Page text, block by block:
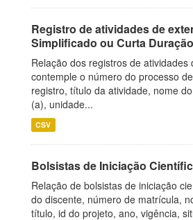
Registro de atividades de
Simplificado ou Curta
Relação dos registros de atividades
contemple o número do processo
registro, título da atividade, nome
(a), unidade...
CSV
Bolsistas de Iniciação
Relação de bolsistas de iniciação
do discente, número de matrícula,
título, id do projeto, ano, vigência,